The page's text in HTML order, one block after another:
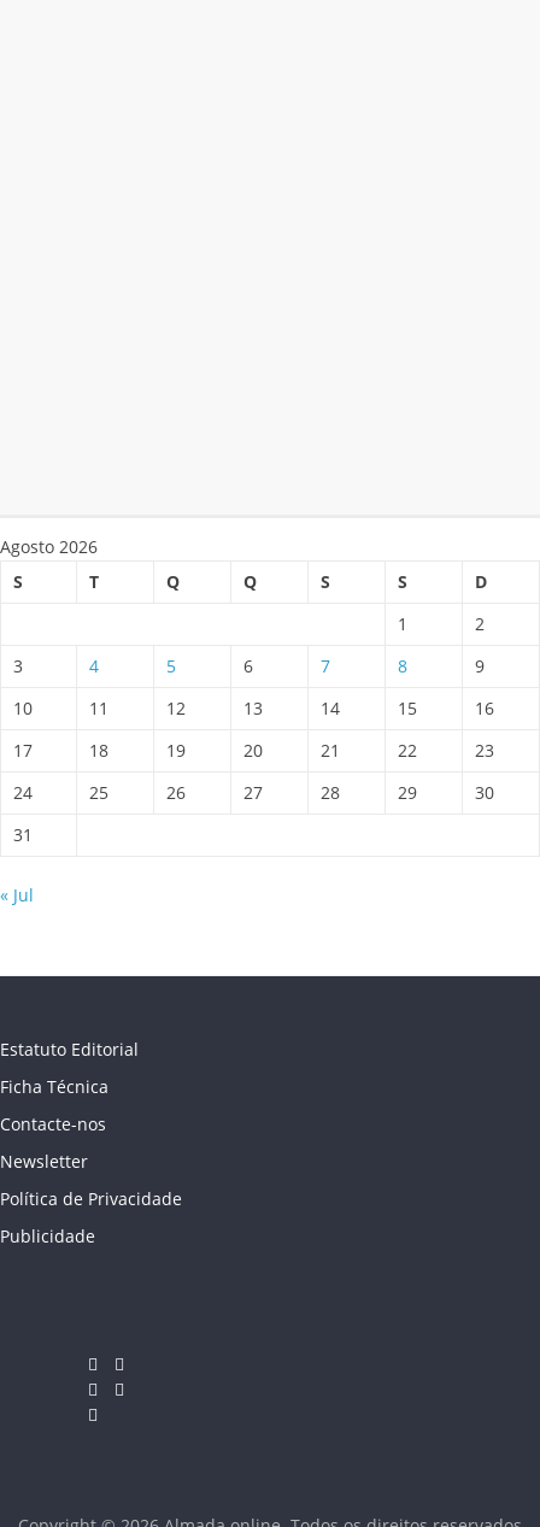
Agosto 2026
S
T Q Q S S
D
1
2
3
4 5 6 7 8
9
10
11 12 13 14 15
16
17
18 19 20 21 22
23
24
25 26 27 28 29
30
31
« Jul
Estatuto Editorial
Ficha Técnica
Contacte-nos
Newsletter
Política de Privacidade
Publicidade